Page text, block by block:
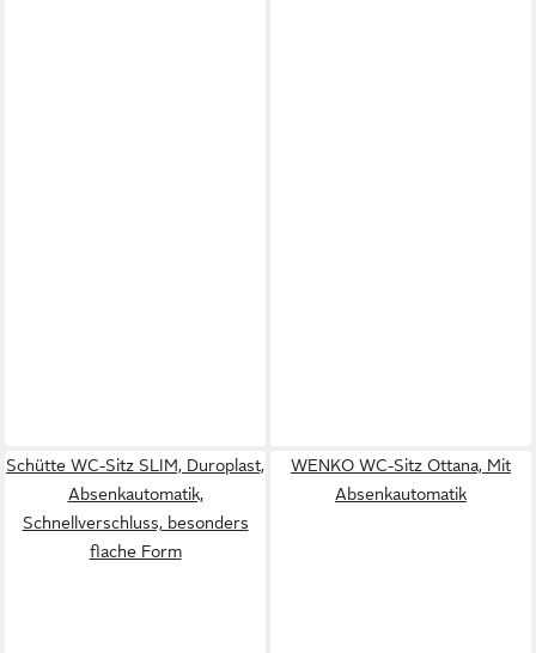
Schütte WC-Sitz SLIM, Duroplast,
Absenkautomatik,
Schnellverschluss, besonders
flache Form
WENKO WC-Sitz Ottana, Mit
Absenkautomatik